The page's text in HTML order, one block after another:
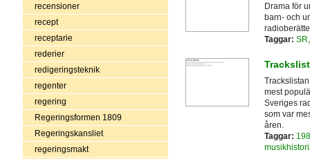
recensioner
recept
receptarie
rederier
redigeringsteknik
regenter
regering
Regeringsformen 1809
Regeringskansliet
regeringsmakt
Drama för
barn- och
Taggar: SR
mest
Sveriges
som var
åren.
Taggar: